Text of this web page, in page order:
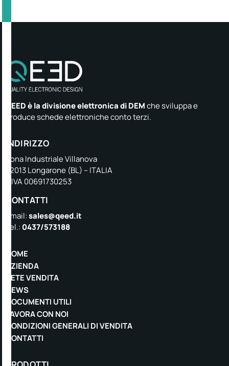
QEED è la divisione elettronica di DEMche sviluppa e
produce schede elettroniche conto terzi.
INDIRIZZO
Zona Industriale Villanova
32013 Longarone (BL) – ITALIA
P.IVA 00691730253
CONTATTI
Email:sales@qeed.it
Tel.: 0437/573188
HOME
AZIENDA
RETE VENDITA
NEWS
DOCUMENTI UTILI
LAVORA CON NOI
CONDIZIONI GENERALI DI VENDITA
CONTATTI